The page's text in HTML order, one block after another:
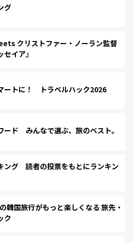
グ
クリストファー・ノーラン監督
イア』
ートに！ トラベルハック2026
ード みんなで選ぶ、旅のベスト。
ング 読者の投票をもとにランキン
国旅行がもっと楽しくなる 旅先・
ク